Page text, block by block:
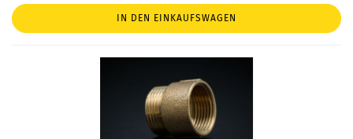
IN DEN EINKAUFSWAGEN